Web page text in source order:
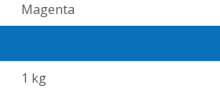
Magenta
1 kg